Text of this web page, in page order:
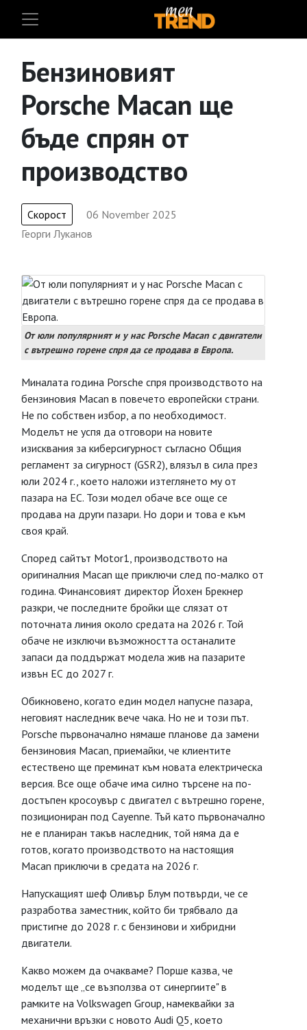
Бензиновият
Porsche Macan ще
бъде спрян от
производство
Скорост
06 November 2025
Георги Луканов
От юли популярният и у нас Porsche Macan с двигатели
с вътрешно горене спря да се продава в Европа.
Миналата година Porsche спря производството на
бензиновия Macan в повечето европейски страни.
Не по собствен избор, а по необходимост.
Моделът не успя да отговори на новите
изисквания за киберсигурност съгласно Общия
регламент за сигурност (GSR2), влязъл в сила през
юли 2024 г., което наложи изтеглянето му от
пазара на ЕС. Този модел обаче все още се
продава на други пазари. Но дори и това е към
своя край.
Според сайтът Motor1, производството на
оригиналния Macan ще приключи след по-малко от
година. Финансовият директор Йохен Брекнер
разкри, че последните бройки ще слязат от
поточната линия около средата на 2026 г. Той
обаче не изключи възможността останалите
запаси да поддържат модела жив на пазарите
извън ЕС до 2027 г.
Обикновено, когато един модел напусне пазара,
неговият наследник вече чака. Но не и този път.
Porsche първоначално нямаше планове да замени
бензиновия Macan, приемайки, че клиентите
естествено ще преминат към новата електрическа
версия. Все още обаче има силно търсене на по-
достъпен кросоувър с двигател с вътрешно горене,
позициониран под Cayenne. Тъй като първоначално
не е планиран такъв наследник, той няма да е
готов, когато производството на настоящия
Macan приключи в средата на 2026 г.
Напускащият шеф Оливър Блум потвърди, че се
разработва заместник, който би трябвало да
пристигне до 2028 г. с бензинови и хибридни
двигатели.
Какво можем да очакваме? Порше казва, че
моделът ще „се възползва от синергиите" в
рамките на Volkswagen Group, намеквайки за
механични връзки с новото Audi Q5, което